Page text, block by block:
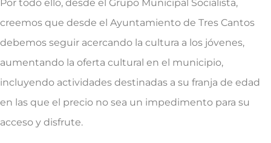
Por todo ello, desde el Grupo Municipal Socialista,
creemos que desde el Ayuntamiento de Tres Cantos
debemos seguir acercando la cultura a los jóvenes,
aumentando la oferta cultural en el municipio,
incluyendo actividades destinadas a su franja de edad
en las que el precio no sea un impedimento para su
acceso y disfrute.